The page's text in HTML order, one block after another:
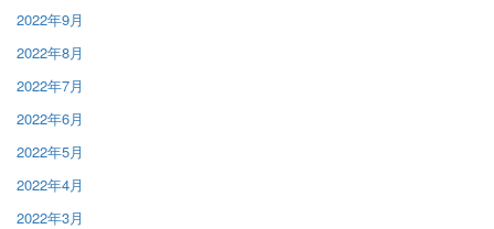
2022年9月
2022年8月
2022年7月
2022年6月
2022年5月
2022年4月
2022年3月